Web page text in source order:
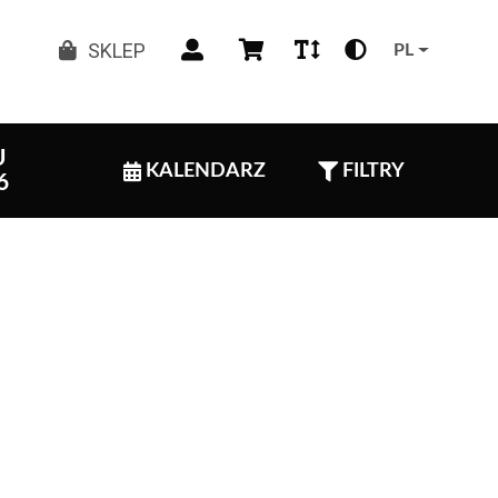
SKLEP PL
KALENDARZ FILTRY